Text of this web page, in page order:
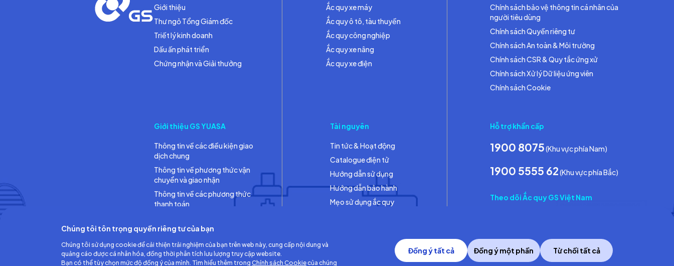
Giới thiệu
Thư ngỏ Tổng Giám đốc
Triết lý kinh doanh
Dấu ấn phát triển
Chứng nhận và Giải thưởng
Ắc quy xe máy
Ắc quy ô tô, tàu thuyền
Ắc quy công nghiệp
Ắc quy xe nâng
Ắc quy xe điện
Chính sách bảo vệ thông tin cá nhân của
người tiêu dùng
Chính sách Quyền riêng tư
Chính sách An toàn & Môi trường
Chính sách CSR & Quy tắc ứng xử
Chính sách Xử lý Dữ liệu ứng viên
Chính sách Cookie
Giới thiệu GS YUASA
Thông tin về các điều kiện giao
dịch chung
Thông tin về phương thức vận
chuyển và giao nhận
Thông tin về các phương thức
thanh toán
Tài nguyên
Tin tức & Hoạt động
Catalogue điện tử
Hướng dẫn sử dụng
Hướng dẫn bảo hành
Mẹo sử dụng ắc quy
Hỗ trợ khẩn cấp
1900 8075(Khu vực phía Nam)
1900 5555 62(Khu vực phía Bắc)
Theo dõi Ắc quy GS Việt Nam
Công ty TNHH Ắc quy GS Việt Nam Copyright © 2014 GS Battery Vietnam Co., Ltd
Chúng tôi tôn trọng quyền riêng tư của bạn
Chúng tôi sử dụng cookie để cải thiện trải nghiệm của bạn trên web này, cung cấp nội dung và
quảng cáo được cá nhân hóa, đồng thời phân tích lưu lượng truy cập website.
Bạn có thể tùy chọn mức độ đồng ý của mình. Tìm hiểu thêm trong Chính sách Cookiecủa chúng
Đồng ý tất cả Đồng ý một phần Từ chối tất cả